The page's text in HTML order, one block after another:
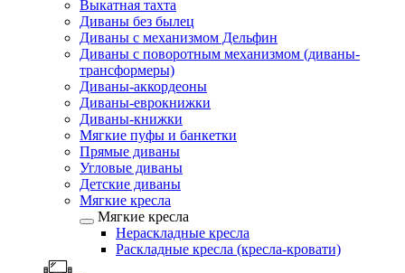
Выкатная тахта
Диваны без былец
Диваны с механизмом Дельфин
Диваны с поворотным механизмом (диваны-
трансформеры)
Диваны-аккордеоны
Диваны-еврокнижки
Диваны-книжки
Мягкие пуфы и банкетки
Прямые диваны
Угловые диваны
Детские диваны
Мягкие кресла
Мягкие кресла
Нераскладные кресла
Раскладные кресла (кресла-кровати)